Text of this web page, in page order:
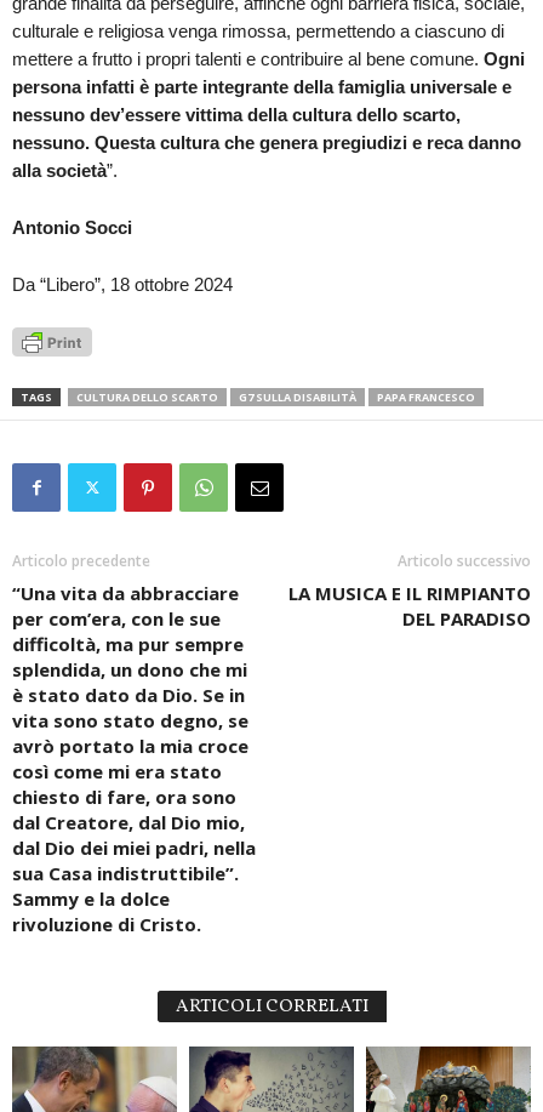
culturale e religiosa venga rimossa, permettendo a ciascuno di
mettere a frutto i propri talenti e contribuire al bene comune. Ogni
persona infatti è parte integrante della famiglia universale e
nessuno dev’essere vittima della cultura dello scarto,
nessuno. Questa cultura che genera pregiudizi e reca danno
alla società”.
Antonio Socci
Da “Libero”, 18 ottobre 2024
TAGS CULTURA DELLO SCARTO G7 SULLA DISABILITÀ PAPA FRANCESCO
Articolo precedente
“Una vita da abbracciare
per com’era, con le sue
difficoltà, ma pur sempre
splendida, un dono che mi
è stato dato da Dio. Se in
vita sono stato degno, se
avrò portato la mia croce
così come mi era stato
chiesto di fare, ora sono
dal Creatore, dal Dio mio,
dal Dio dei miei padri, nella
sua Casa indistruttibile”.
Sammy e la dolce
rivoluzione di Cristo.
Articolo successivo
LA MUSICA E IL RIMPIANTO
DEL PARADISO
ARTICOLI CORRELATI